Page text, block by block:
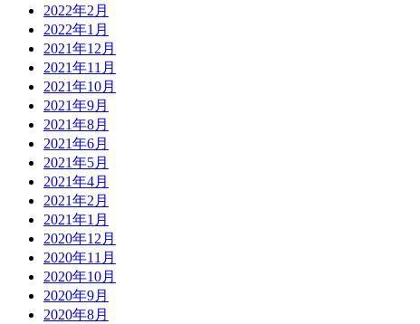
2022年2月
2022年1月
2021年12月
2021年11月
2021年10月
2021年9月
2021年8月
2021年6月
2021年5月
2021年4月
2021年2月
2021年1月
2020年12月
2020年11月
2020年10月
2020年9月
2020年8月